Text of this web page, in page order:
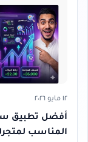
١٢ مايو ٢٠٢٦
أفضل تطبيق
المناسب